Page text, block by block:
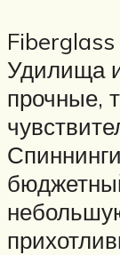
Fiberglass
Удилища
прочные,